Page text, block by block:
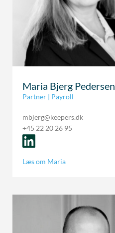
Maria Bjerg Pedersen
Partner | Payroll
mbjerg@keepers.dk
+45 22 20 26 95
Læs om Maria